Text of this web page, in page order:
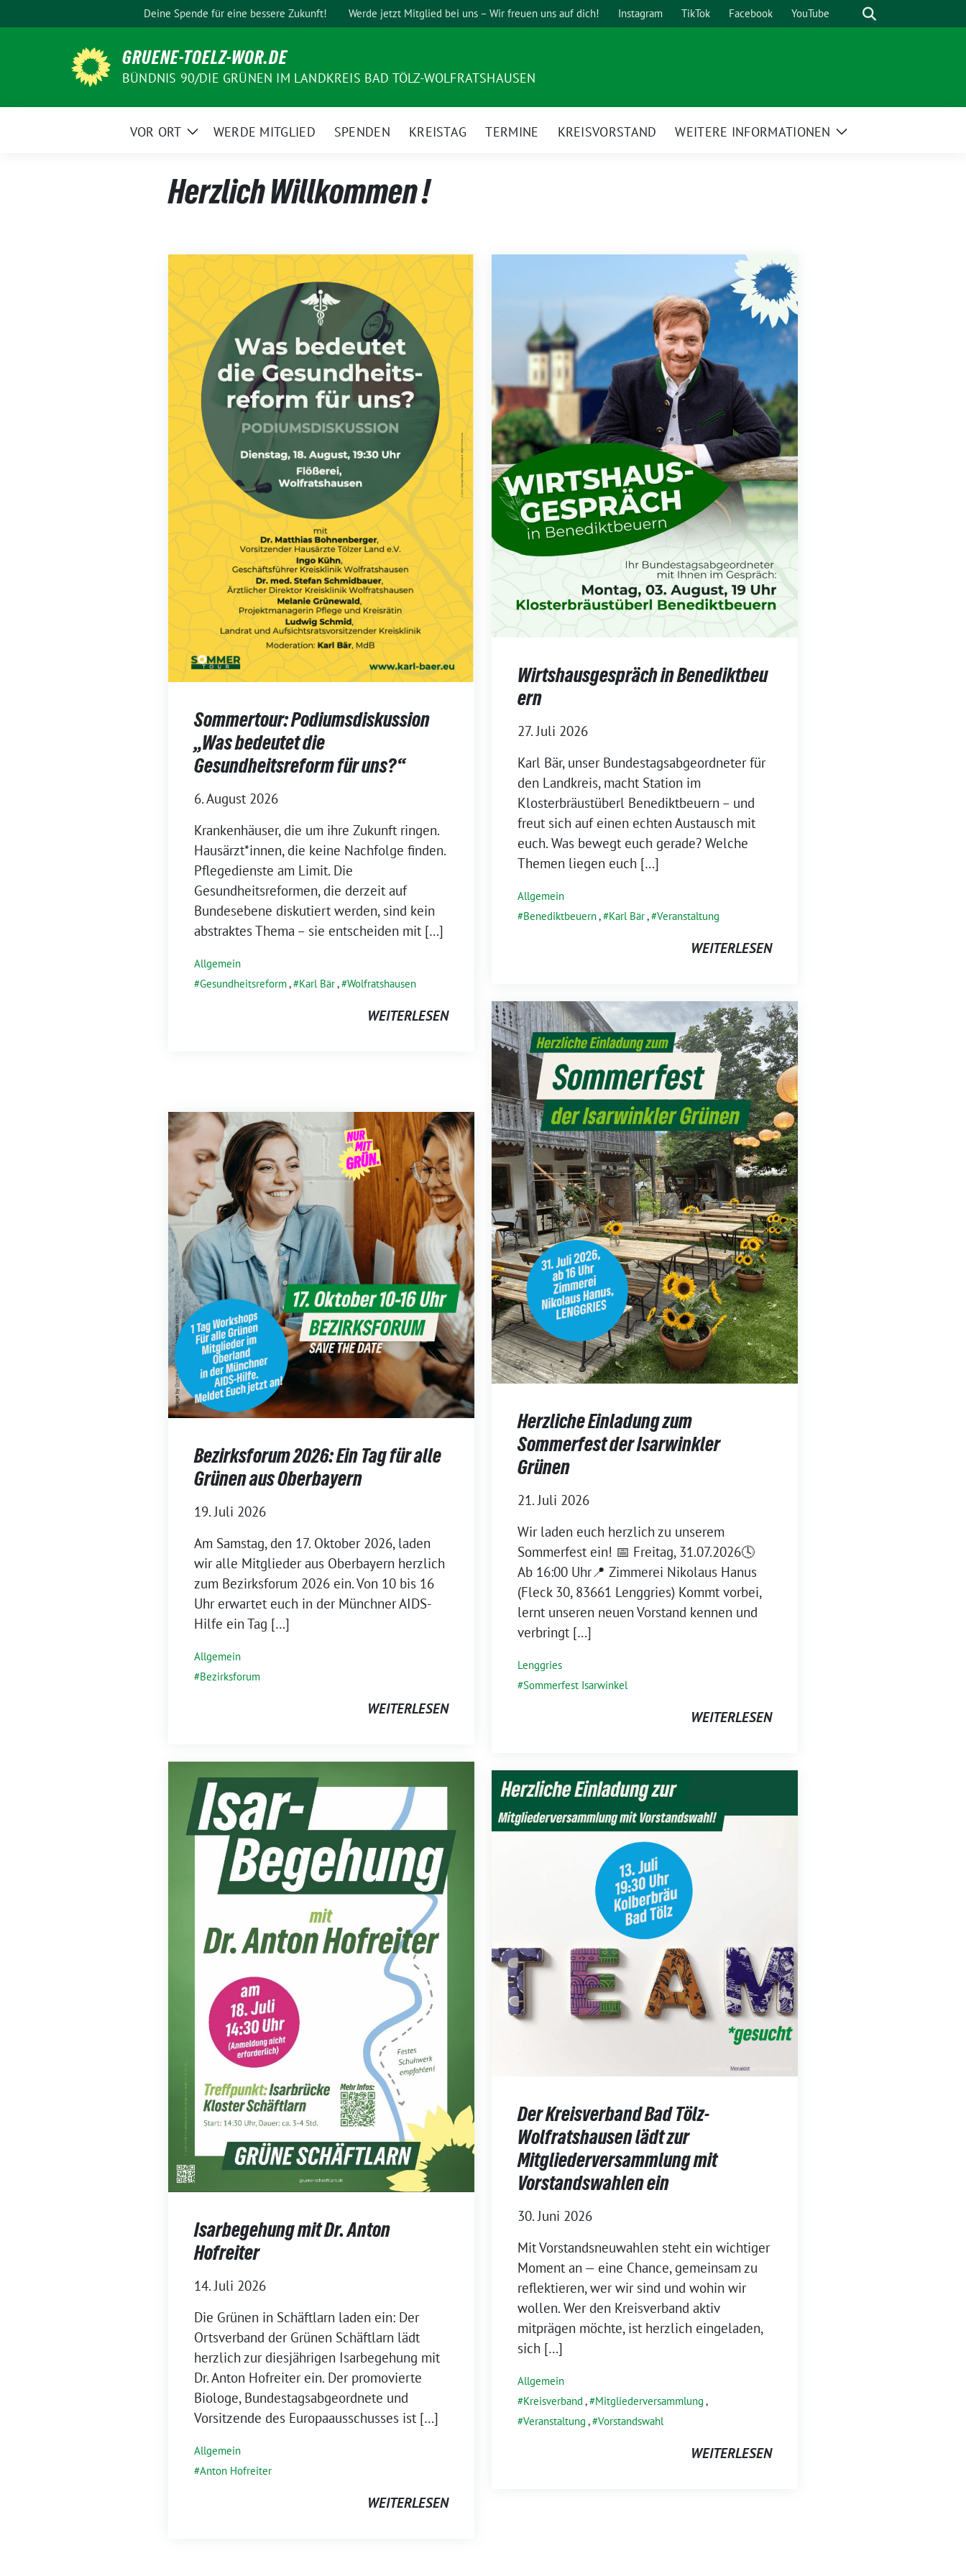
zum
Deine Spende für eine bessere Zukunft! Werde jetzt Mitglied bei uns – Wir freuen uns auf dich! Instagram TikTok Facebook YouTube Suche
GRUENE-TOELZ-WOR.DE
BÜNDNIS 90/DIE GRÜNEN IM LANDKREIS BAD TÖLZ-WOLFRATSHAUSEN
VOR ORT
ZeigeWERDE MITGLIED SPENDEN KREISTAG TERMINE KREISVORSTAND WEITERE INFORMATIONEN
Zeige
Herzlich Willkommen !
Sommertour: Podiumsdiskussion
„Was bedeutet die
Gesundheitsreform für uns?“
6. August 2026
Krankenhäuser, die um ihre Zukunft ringen.
Hausärzt*innen, die keine Nachfolge finden.
Pflegedienste am Limit. Die
Gesundheitsreformen, die derzeit auf
Bundesebene diskutiert werden, sind kein
abstraktes Thema – sie entscheiden mit […]
Allgemein
Gesundheitsreform, Karl Bär, Wolfratshausen
WEITERLESEN
Wirtshausgespräch in Benediktbeu
ern
27. Juli 2026
Karl Bär, unser Bundestagsabgeordneter für
den Landkreis, macht Station im
Klosterbräustüberl Benediktbeuern – und
freut sich auf einen echten Austausch mit
euch. Was bewegt euch gerade? Welche
Themen liegen euch […]
Allgemein
Benediktbeuern, Karl Bär, Veranstaltung
WEITERLESEN
Herzliche Einladung zum
Sommerfest der Isarwinkler
Grünen
21. Juli 2026
Wir laden euch herzlich zu unserem
Sommerfest ein! 📅 Freitag, 31.07.2026🕓
Ab 16:00 Uhr📍 Zimmerei Nikolaus Hanus
(Fleck 30, 83661 Lenggries) Kommt vorbei,
lernt unseren neuen Vorstand kennen und
verbringt […]
Lenggries
Sommerfest Isarwinkel
WEITERLESEN
Bezirksforum 2026: Ein Tag für alle
Grünen aus Oberbayern
19. Juli 2026
Am Samstag, den 17. Oktober 2026, laden
wir alle Mitglieder aus Oberbayern herzlich
zum Bezirksforum 2026 ein. Von 10 bis 16
Uhr erwartet euch in der Münchner AIDS-
Hilfe ein Tag […]
Allgemein
Bezirksforum
WEITERLESEN
Isarbegehung mit Dr. Anton
Hofreiter
14. Juli 2026
Die Grünen in Schäftlarn laden ein: Der
Ortsverband der Grünen Schäftlarn lädt
herzlich zur diesjährigen Isarbegehung mit
Dr. Anton Hofreiter ein. Der promovierte
Biologe, Bundestagsabgeordnete und
Vorsitzende des Europaausschusses ist […]
Allgemein
Anton Hofreiter
WEITERLESEN
Der Kreisverband Bad Tölz-
Wolfratshausen lädt zur
Mitgliederversammlung mit
Vorstandswahlen ein
30. Juni 2026
Mit Vorstandsneuwahlen steht ein wichtiger
Moment an — eine Chance, gemeinsam zu
reflektieren, wer wir sind und wohin wir
wollen. Wer den Kreisverband aktiv
mitprägen möchte, ist herzlich eingeladen,
sich […]
Allgemein
Kreisverband , Mitgliederversammlung ,
Veranstaltung , Vorstandswahl
WEITERLESEN